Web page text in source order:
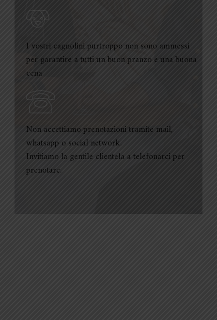
I vostri cagnolini purtroppo non sono ammessi
per garantire a tutti un buon pranzo e una buona
cena
Non accettiamo prenotazioni tramite mail,
whatsapp o social network.
Invitiamo la gentile clientela a telefonarci per
prenotare.